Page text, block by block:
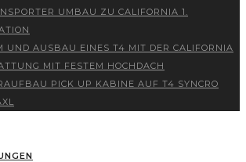
UMBAU ZU CALIFORNIA 1.
UND AUSBAU EINES T4 MIT DER CALIFORNIA
MIT FESTEM HOCHDACH
PICK UP KABINE AUF T4 SYNCRO